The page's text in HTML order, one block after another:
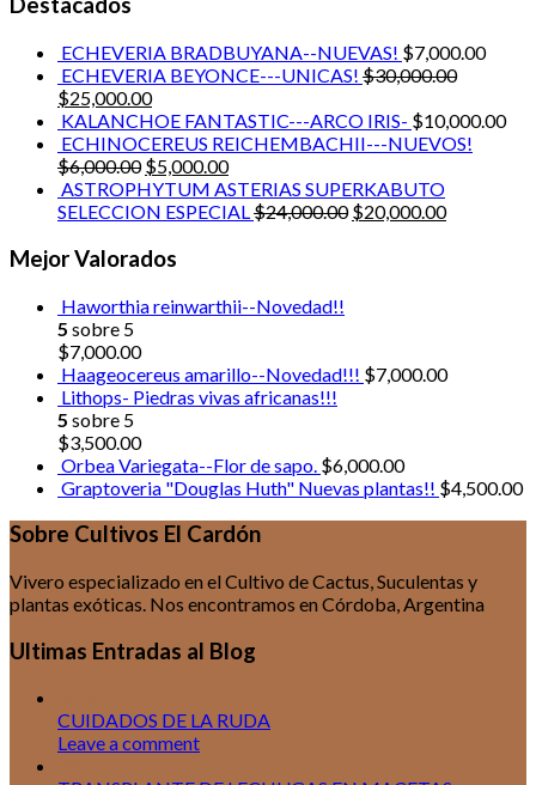
Destacados
ECHEVERIA BRADBUYANA--NUEVAS! $7,000.00
ECHEVERIA BEYONCE---UNICAS! $30,000.00
$25,000.00
KALANCHOE FANTASTIC---ARCO IRIS- $10,000.00
ECHINOCEREUS REICHEMBACHII---NUEVOS!
$6,000.00 $5,000.00
ASTROPHYTUM ASTERIAS SUPERKABUTO
SELECCION ESPECIAL$24,000.00 $20,000.00
Mejor Valorados
Haworthia reinwarthii--Novedad!!
5 sobre 5
$7,000.00
Haageocereus amarillo--Novedad!!! $7,000.00
Lithops- Piedras vivas africanas!!!
5 sobre 5
$3,500.00
Orbea Variegata--Flor de sapo. $6,000.00
Graptoveria "Douglas Huth" Nuevas plantas!! $4,500.00
Sobre Cultivos El Cardón
Vivero especializado en el Cultivo de Cactus, Suculentas y
plantas exóticas. Nos encontramos en Córdoba, Argentina
Ultimas Entradas al Blog
CUIDADOS DE LA RUDA
Leave a comment